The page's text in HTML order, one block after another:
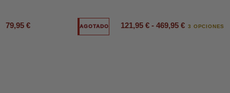
79,95 € AGOTADO 121,95 € - 469,95 € 3 OPCIONES